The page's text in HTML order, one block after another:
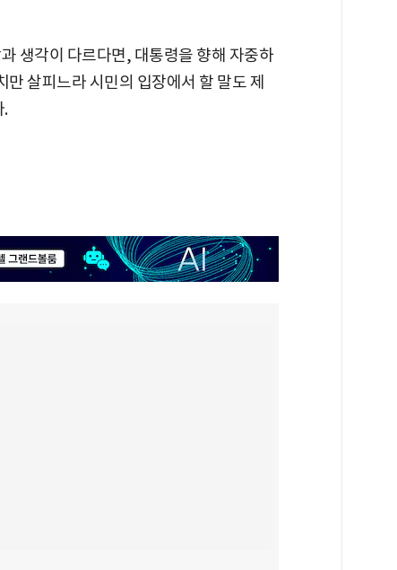
생각이 다르다면, 대통령을 향해 자중하
살피느라 시민의 입장에서 할 말도 제
.